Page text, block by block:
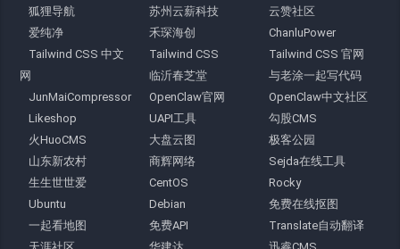
狐狸导航
苏州云薪科技
云赞社区
爱纯净
禾琛海创
ChanluPower
Tailwind CSS 中文
网
Tailwind CSS
Tailwind CSS 官网
临沂春芝堂
与老涂一起写代码
JunMaiCompressor
OpenClaw官网
OpenClaw中文社区
Likeshop
UAPI工具
勾股CMS
火HuoCMS
大盘云图
极客公园
山东新农村
商辉网络
Sejda在线工具
生生世世爱
CentOS
Rocky
Ubuntu
Debian
免费在线抠图
一起看地图
免费API
Translate自动翻译